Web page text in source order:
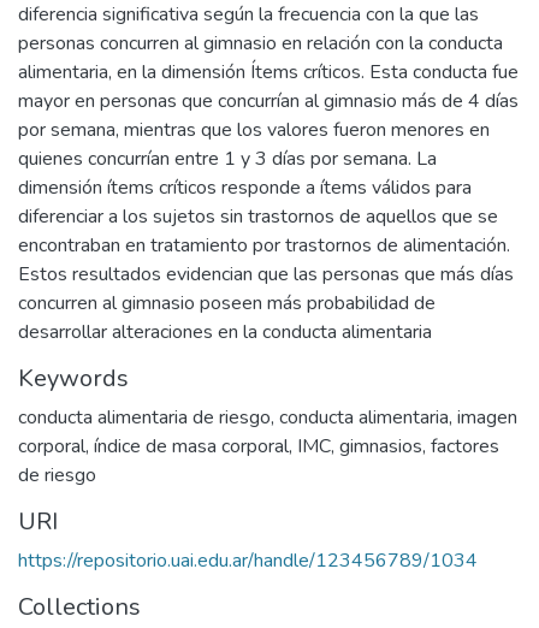
diferencia significativa según la frecuencia con la que las
personas concurren al gimnasio en relación con la conducta
alimentaria, en la dimensión Ítems críticos. Esta conducta fue
mayor en personas que concurrían al gimnasio más de 4 días
por semana, mientras que los valores fueron menores en
quienes concurrían entre 1 y 3 días por semana. La
dimensión ítems críticos responde a ítems válidos para
diferenciar a los sujetos sin trastornos de aquellos que se
encontraban en tratamiento por trastornos de alimentación.
Estos resultados evidencian que las personas que más días
concurren al gimnasio poseen más probabilidad de
desarrollar alteraciones en la conducta alimentaria
Keywords
conducta alimentaria de riesgo, conducta alimentaria, imagen
corporal, índice de masa corporal, IMC, gimnasios, factores
de riesgo
URI
https://repositorio.uai.edu.ar/handle/123456789/1034
Collections